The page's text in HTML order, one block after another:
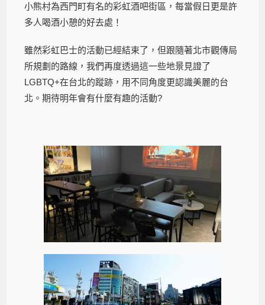
小熊村為西門町有名的彩虹酒吧街區，每當假日更是許
多人喝酒小憩的好去處！
雖然彩虹巴士的活動已經結束了，但跟隨著北市觀傳局
所規劃的路線，我們再度透過這一些地景見證了
LGBTQ+在台北的蹤跡，用不同角度更認識美麗的台
北。期待明年會有什麼有趣的活動?